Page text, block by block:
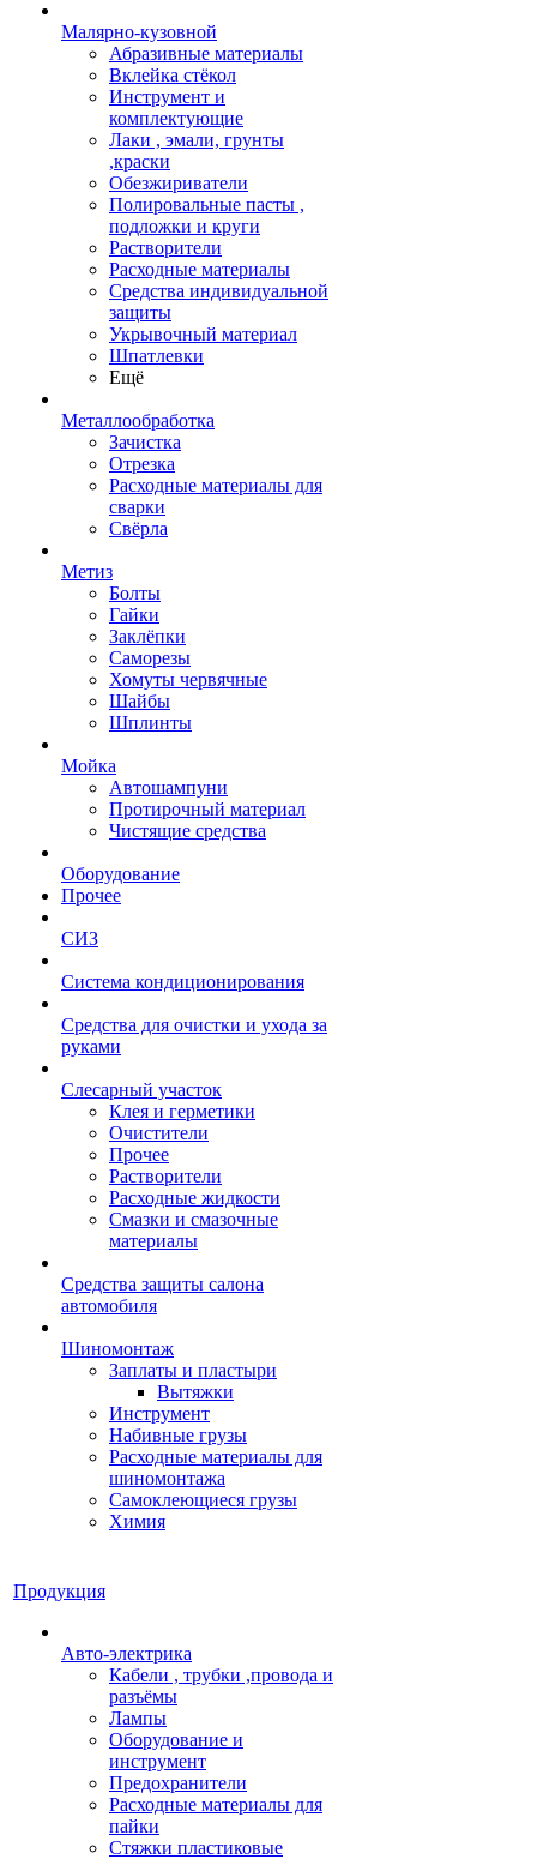
Малярно-кузовной
Абразивные материалы
Вклейка стёкол
Инструмент и
комплектующие
Лаки , эмали, грунты
,краски
Обезжириватели
Полировальные пасты ,
подложки и круги
Растворители
Расходные материалы
Средства индивидуальной
защиты
Укрывочный материал
Шпатлевки
Ещё
Металлообработка
Зачистка
Отрезка
Расходные материалы для
сварки
Свёрла
Метиз
Болты
Гайки
Заклёпки
Саморезы
Хомуты червячные
Шайбы
Шплинты
Мойка
Автошампуни
Протирочный материал
Чистящие средства
Оборудование
Прочее
СИЗ
Система кондиционирования
Средства для очистки и ухода за
руками
Слесарный участок
Клея и герметики
Очистители
Прочее
Растворители
Расходные жидкости
Смазки и смазочные
материалы
Средства защиты салона
автомобиля
Шиномонтаж
Заплаты и пластыри
Вытяжки
Инструмент
Набивные грузы
Расходные материалы для
шиномонтажа
Самоклеющиеся грузы
Химия
Продукция
Авто-электрика
Кабели , трубки ,провода и
разъёмы
Лампы
Оборудование и
инструмент
Предохранители
Расходные материалы для
пайки
Стяжки пластиковые